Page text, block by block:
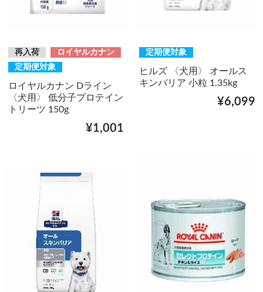
再入荷
ロイヤルカナン
定期便対象
ロイヤルカナン Dライン
〈犬用〉 低分子プロテイン
トリーツ 150g
¥1,001
定期便対象
ヒルズ 〈犬用〉 オールス
キンバリア 小粒 1.35kg
¥6,099